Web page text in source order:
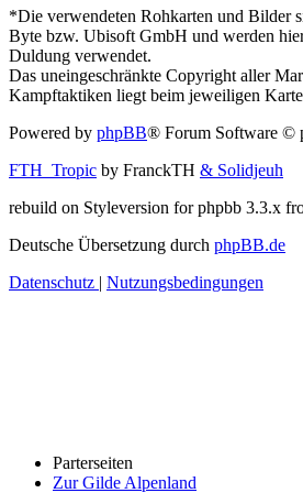
*Die verwendeten Rohkarten und Bilder
Byte bzw. Ubisoft GmbH und werden
Duldung verwendet.
Das uneingeschränkte Copyright aller
Kampftaktiken liegt beim jeweiligen
Powered by phpBB® Forum Software ©
FTH_Tropic by FranckTH & Solidjeuh
rebuild on Styleversion for phpbb 3.3.x
Deutsche Übersetzung durch phpBB.de
Datenschutz
Nutzungsbedingungen
Parterseiten
Zur Gilde Alpenland